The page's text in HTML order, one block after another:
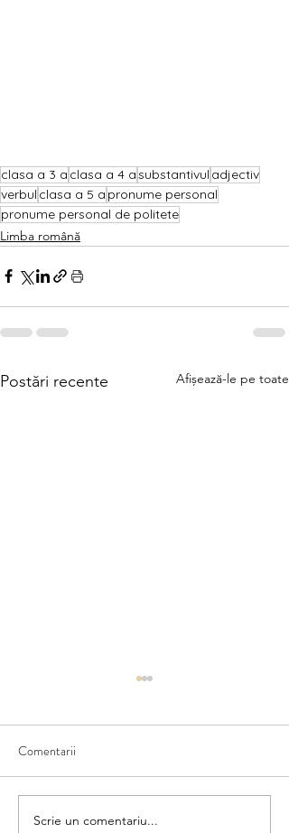
clasa a 3 a clasa a 4 asubstantivul adjectiv
verbul clasa a 5 a pronume personal
pronume personal de politete
Limba română
Postări recente Afișează-le pe toate
Scriem numele fructului
Comentarii
Scrie un comentariu...